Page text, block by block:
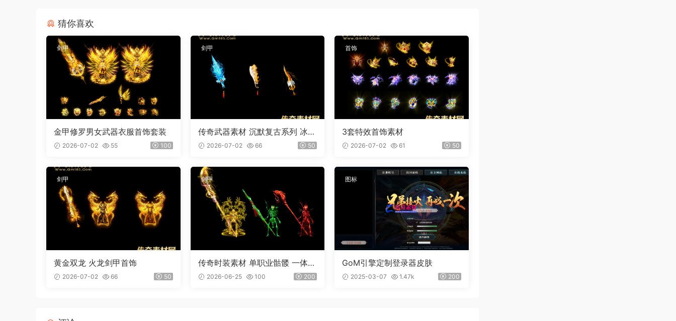
猜你喜欢
剑甲
金甲修罗男女武器衣服首饰套装
2026-07-02 55 100
剑甲
传奇武器素材 沉默复古系列 冰魄
屠刀 内外观齐全 PNG素材 3把
2026-07-02 66 50
首饰
3套特效首饰素材
2026-07-02 61 50
剑甲
黄金双龙 火龙剑甲首饰
2026-07-02 66 50
剑甲
传奇时装素材 单职业骷髅 一体时
装 2026-06-25 100 200
图标
GoM引擎定制登录器皮肤
2025-03-07 1.47k 200